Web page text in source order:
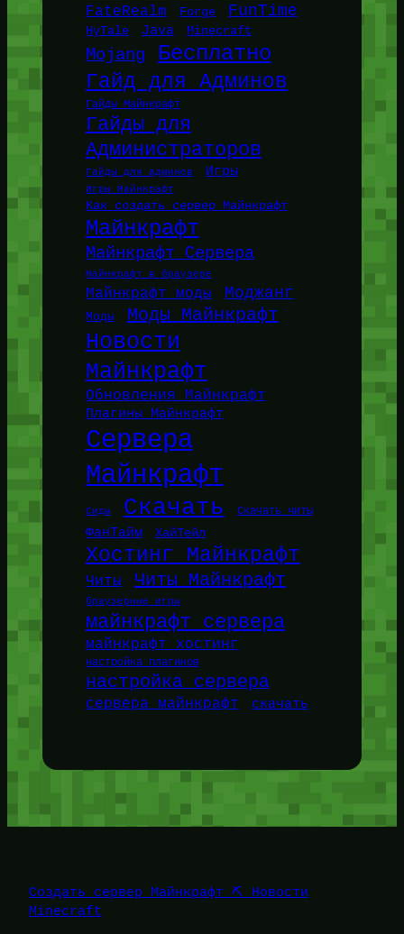
FateRealm Forge FunTime
HyTale Java Minecraft
Mojang Бесплатно
Гайд для Админов
Гайды Майнкрафт
Гайды для
Администраторов
Гайды для админов Игры
Игры Майнкрафт
Как создать сервер Майнкрафт
Майнкрафт
Майнкрафт Сервера
Майнкрафт в браузере
Майнкрафт моды Моджанг
Моды Моды Майнкрафт
Новости
Майнкрафт
Обновления Майнкрафт
Плагины Майнкрафт
Сервера
Майнкрафт
Сиды Скачать Скачать читы
ФанТайм ХайТейл
Хостинг Майнкрафт
Читы Читы Майнкрафт
браузерные игры
майнкрафт сервера
майнкрафт хостинг
настройка плагинов
настройка сервера
сервера майнкрафт скачать
Создать сервер Майнкрафт ⛏️ Новости
Minecraft